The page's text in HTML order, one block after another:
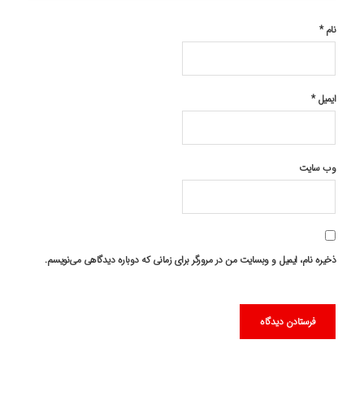
نام*
ایمیل*
وب‌ سایت
ذخیره نام، ایمیل و وبسایت من در مرورگر برای زمانی که دوباره دیدگاهی می‌نویسم.